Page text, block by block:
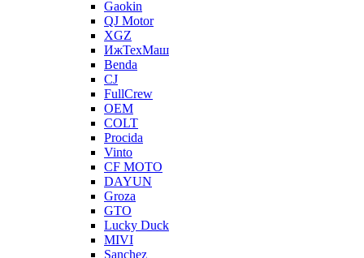
Gaokin
QJ Motor
XGZ
ИжТехМаш
Benda
CJ
FullCrew
OEM
COLT
Procida
Vinto
CF MOTO
DAYUN
Groza
GTO
Lucky Duck
MIVI
Sanchez